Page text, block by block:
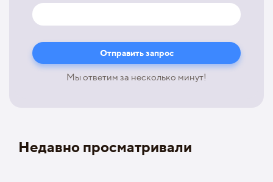
Мы ответим за несколько минут!
Недавно просматривали